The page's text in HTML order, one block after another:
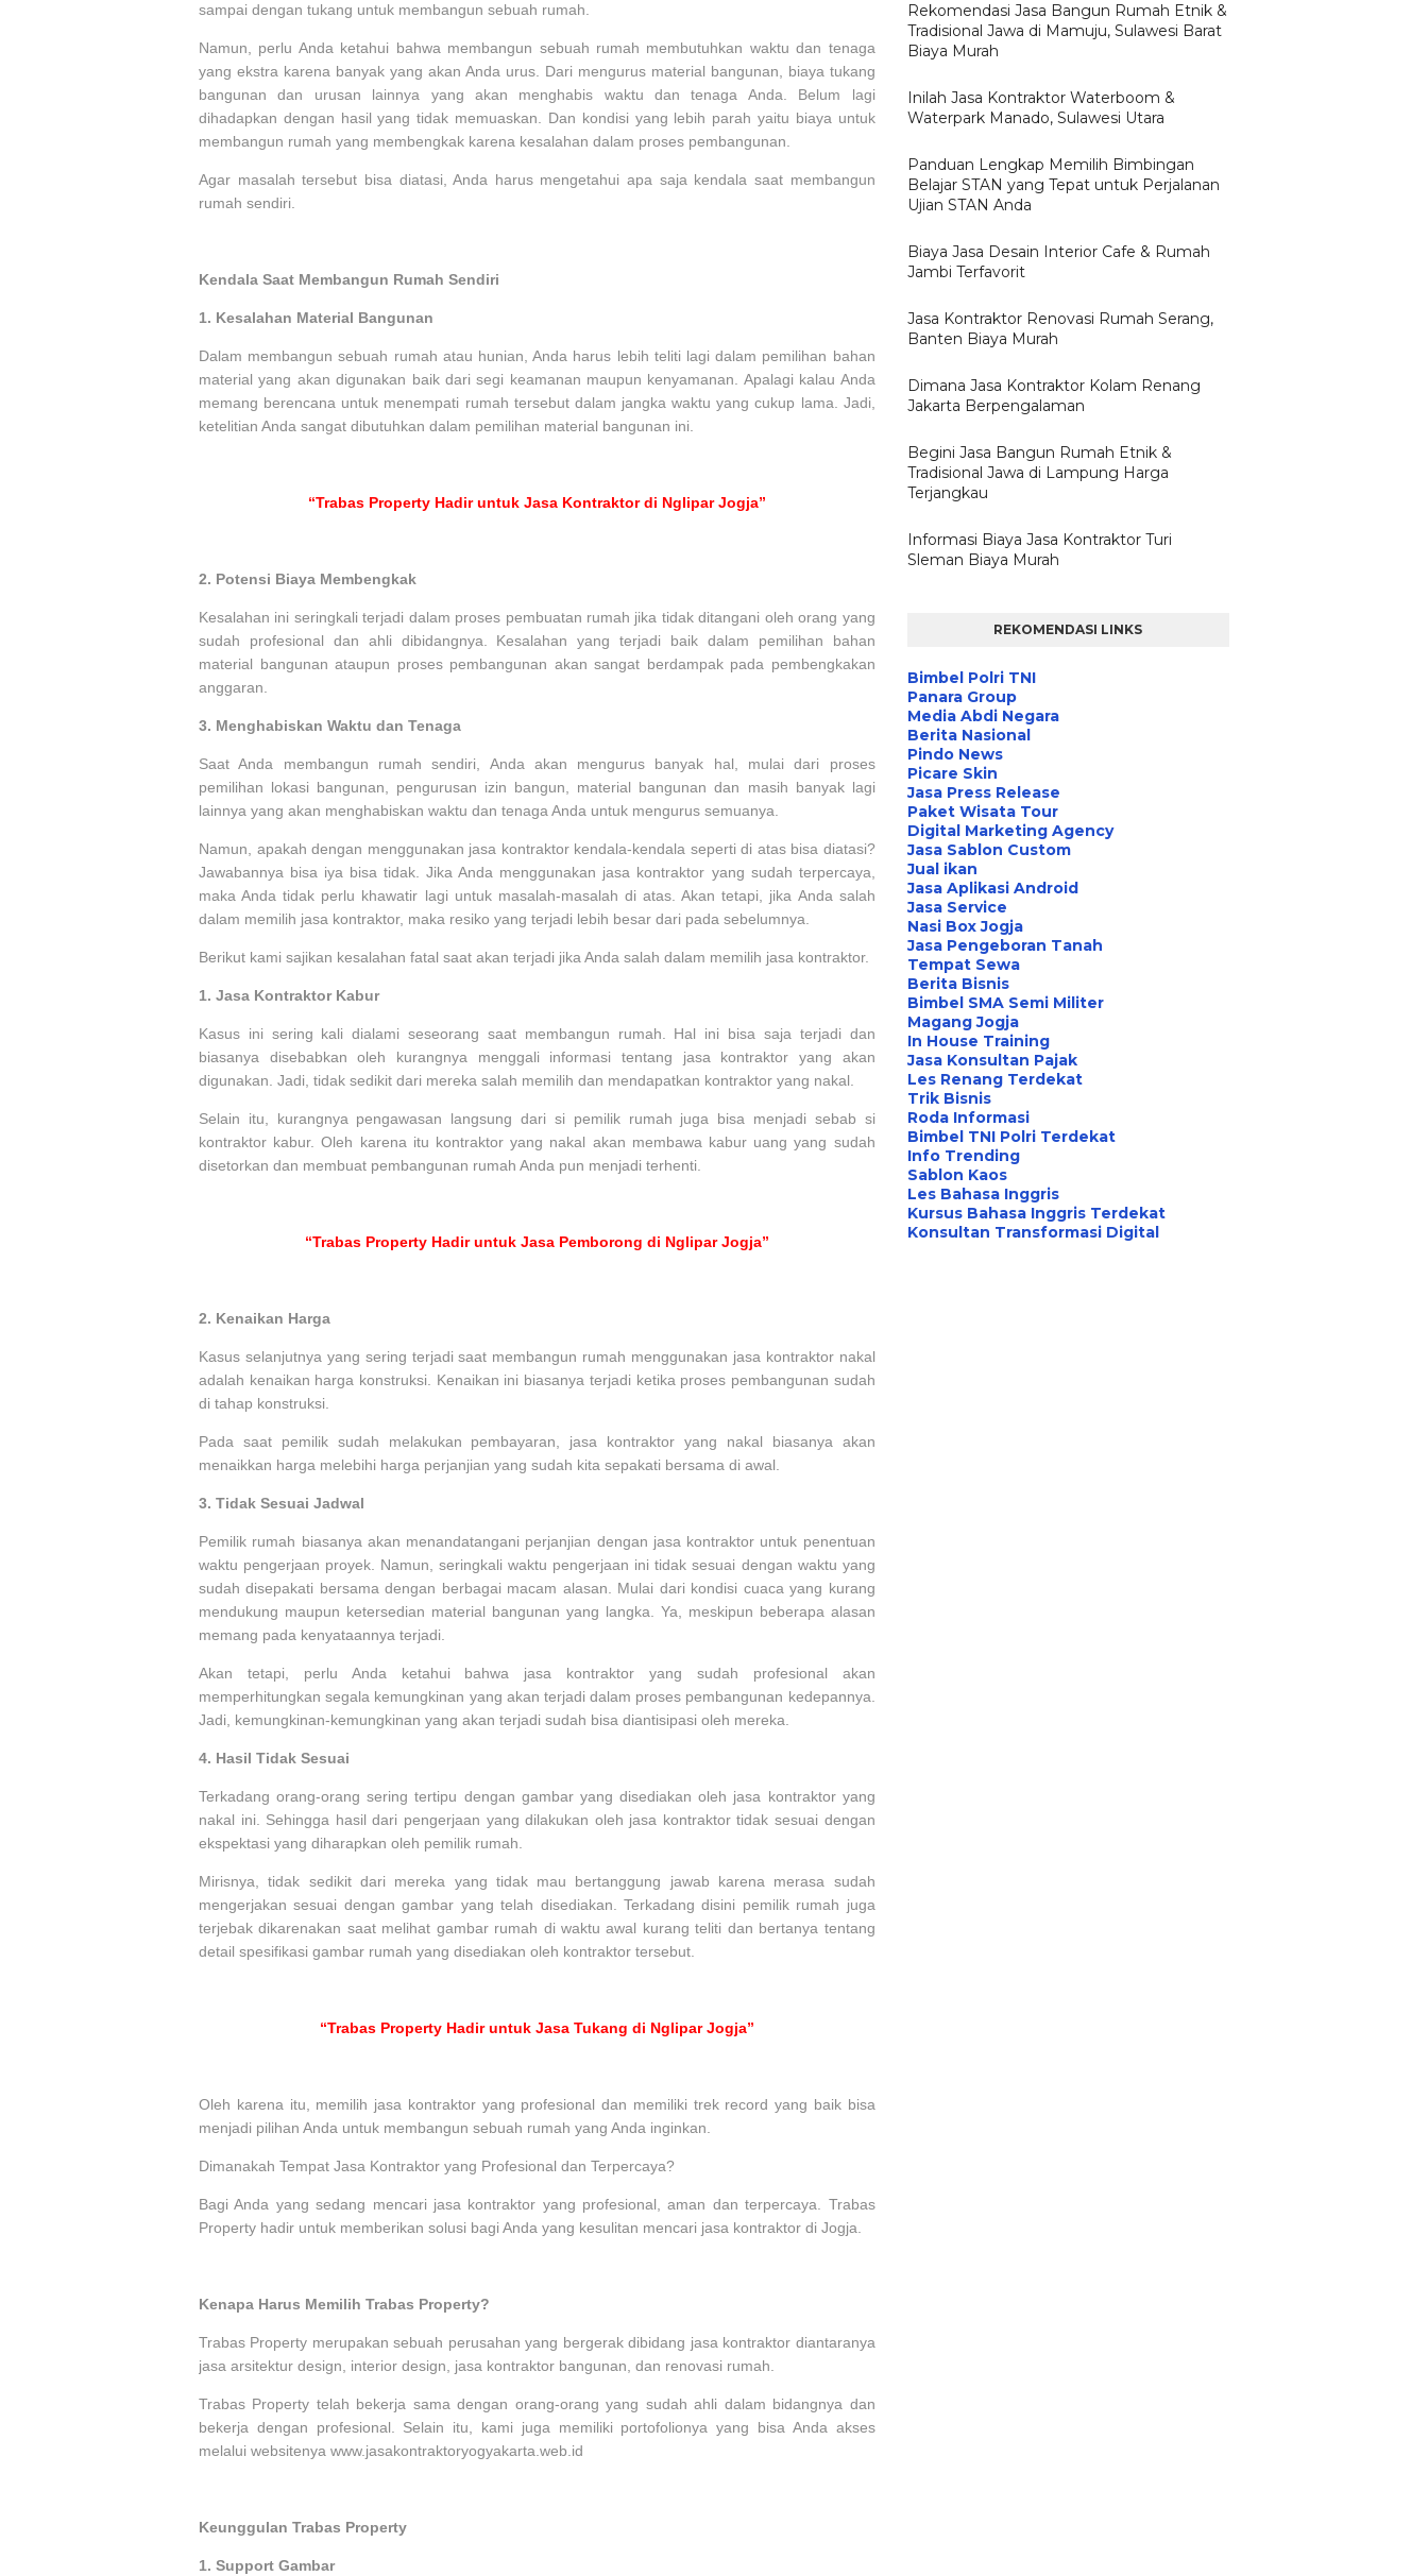
sampai dengan tukang untuk membangun sebuah rumah.
Namun, perlu Anda ketahui bahwa membangun sebuah rumah membutuhkan waktu dan tenaga
yang ekstra karena banyak yang akan Anda urus. Dari mengurus material bangunan, biaya tukang
bangunan dan urusan lainnya yang akan menghabis waktu dan tenaga Anda. Belum lagi
dihadapkan dengan hasil yang tidak memuaskan. Dan kondisi yang lebih parah yaitu biaya untuk
membangun rumah yang membengkak karena kesalahan dalam proses pembangunan.
Agar masalah tersebut bisa diatasi, Anda harus mengetahui apa saja kendala saat membangun
rumah sendiri.
Kendala Saat Membangun Rumah Sendiri
1. Kesalahan Material Bangunan
Dalam membangun sebuah rumah atau hunian, Anda harus lebih teliti lagi dalam pemilihan bahan
material yang akan digunakan baik dari segi keamanan maupun kenyamanan. Apalagi kalau Anda
memang berencana untuk menempati rumah tersebut dalam jangka waktu yang cukup lama. Jadi,
ketelitian Anda sangat dibutuhkan dalam pemilihan material bangunan ini.
“Trabas Property Hadir untuk Jasa Kontraktor di Nglipar Jogja”
2. Potensi Biaya Membengkak
Kesalahan ini seringkali terjadi dalam proses pembuatan rumah jika tidak ditangani oleh orang yang
sudah profesional dan ahli dibidangnya. Kesalahan yang terjadi baik dalam pemilihan bahan
material bangunan ataupun proses pembangunan akan sangat berdampak pada pembengkakan
anggaran.
3. Menghabiskan Waktu dan Tenaga
Saat Anda membangun rumah sendiri, Anda akan mengurus banyak hal, mulai dari proses
pemilihan lokasi bangunan, pengurusan izin bangun, material bangunan dan masih banyak lagi
lainnya yang akan menghabiskan waktu dan tenaga Anda untuk mengurus semuanya.
Namun, apakah dengan menggunakan jasa kontraktor kendala-kendala seperti di atas bisa diatasi?
Jawabannya bisa iya bisa tidak. Jika Anda menggunakan jasa kontraktor yang sudah terpercaya,
maka Anda tidak perlu khawatir lagi untuk masalah-masalah di atas. Akan tetapi, jika Anda salah
dalam memilih jasa kontraktor, maka resiko yang terjadi lebih besar dari pada sebelumnya.
Berikut kami sajikan kesalahan fatal saat akan terjadi jika Anda salah dalam memilih jasa kontraktor.
1. Jasa Kontraktor Kabur
Kasus ini sering kali dialami seseorang saat membangun rumah. Hal ini bisa saja terjadi dan
biasanya disebabkan oleh kurangnya menggali informasi tentang jasa kontraktor yang akan
digunakan. Jadi, tidak sedikit dari mereka salah memilih dan mendapatkan kontraktor yang nakal.
Selain itu, kurangnya pengawasan langsung dari si pemilik rumah juga bisa menjadi sebab si
kontraktor kabur. Oleh karena itu kontraktor yang nakal akan membawa kabur uang yang sudah
disetorkan dan membuat pembangunan rumah Anda pun menjadi terhenti.
“Trabas Property Hadir untuk Jasa Pemborong di Nglipar Jogja”
2. Kenaikan Harga
Kasus selanjutnya yang sering terjadi saat membangun rumah menggunakan jasa kontraktor nakal
adalah kenaikan harga konstruksi. Kenaikan ini biasanya terjadi ketika proses pembangunan sudah
di tahap konstruksi.
Pada saat pemilik sudah melakukan pembayaran, jasa kontraktor yang nakal biasanya akan
menaikkan harga melebihi harga perjanjian yang sudah kita sepakati bersama di awal.
3. Tidak Sesuai Jadwal
Pemilik rumah biasanya akan menandatangani perjanjian dengan jasa kontraktor untuk penentuan
waktu pengerjaan proyek. Namun, seringkali waktu pengerjaan ini tidak sesuai dengan waktu yang
sudah disepakati bersama dengan berbagai macam alasan. Mulai dari kondisi cuaca yang kurang
mendukung maupun ketersedian material bangunan yang langka. Ya, meskipun beberapa alasan
memang pada kenyataannya terjadi.
Akan tetapi, perlu Anda ketahui bahwa jasa kontraktor yang sudah profesional akan
memperhitungkan segala kemungkinan yang akan terjadi dalam proses pembangunan kedepannya.
Jadi, kemungkinan-kemungkinan yang akan terjadi sudah bisa diantisipasi oleh mereka.
4. Hasil Tidak Sesuai
Terkadang orang-orang sering tertipu dengan gambar yang disediakan oleh jasa kontraktor yang
nakal ini. Sehingga hasil dari pengerjaan yang dilakukan oleh jasa kontraktor tidak sesuai dengan
ekspektasi yang diharapkan oleh pemilik rumah.
Mirisnya, tidak sedikit dari mereka yang tidak mau bertanggung jawab karena merasa sudah
mengerjakan sesuai dengan gambar yang telah disediakan. Terkadang disini pemilik rumah juga
terjebak dikarenakan saat melihat gambar rumah di waktu awal kurang teliti dan bertanya tentang
detail spesifikasi gambar rumah yang disediakan oleh kontraktor tersebut.
“Trabas Property Hadir untuk Jasa Tukang di Nglipar Jogja”
Oleh karena itu, memilih jasa kontraktor yang profesional dan memiliki trek record yang baik bisa
menjadi pilihan Anda untuk membangun sebuah rumah yang Anda inginkan.
Dimanakah Tempat Jasa Kontraktor yang Profesional dan Terpercaya?
Bagi Anda yang sedang mencari jasa kontraktor yang profesional, aman dan terpercaya. Trabas
Property hadir untuk memberikan solusi bagi Anda yang kesulitan mencari jasa kontraktor di Jogja.
Kenapa Harus Memilih Trabas Property?
Trabas Property merupakan sebuah perusahan yang bergerak dibidang jasa kontraktor diantaranya
jasa arsitektur design, interior design, jasa kontraktor bangunan, dan renovasi rumah.
Trabas Property telah bekerja sama dengan orang-orang yang sudah ahli dalam bidangnya dan
bekerja dengan profesional. Selain itu, kami juga memiliki portofolionya yang bisa Anda akses
melalui websitenya www.jasakontraktoryogyakarta.web.id
Keunggulan Trabas Property
1. Support Gambar
Rekomendasi Jasa Bangun Rumah Etnik &
Tradisional Jawa di Mamuju, Sulawesi Barat
Biaya Murah
Inilah Jasa Kontraktor Waterboom &
Waterpark Manado, Sulawesi Utara
Panduan Lengkap Memilih Bimbingan
Belajar STAN yang Tepat untuk Perjalanan
Ujian STAN Anda
Biaya Jasa Desain Interior Cafe & Rumah
Jambi Terfavorit
Jasa Kontraktor Renovasi Rumah Serang,
Banten Biaya Murah
Dimana Jasa Kontraktor Kolam Renang
Jakarta Berpengalaman
Begini Jasa Bangun Rumah Etnik &
Tradisional Jawa di Lampung Harga
Terjangkau
Informasi Biaya Jasa Kontraktor Turi
Sleman Biaya Murah
REKOMENDASI LINKS
Bimbel Polri TNI
Panara Group
Media Abdi Negara
Berita Nasional
Pindo News
Picare Skin
Jasa Press Release
Paket Wisata Tour
Digital Marketing Agency
Jasa Sablon Custom
Jual ikan
Jasa Aplikasi Android
Jasa Service
Nasi Box Jogja
Jasa Pengeboran Tanah
Tempat Sewa
Berita Bisnis
Bimbel SMA Semi Militer
Magang Jogja
In House Training
Jasa Konsultan Pajak
Les Renang Terdekat
Trik Bisnis
Roda Informasi
Bimbel TNI Polri Terdekat
Info Trending
Sablon Kaos
Les Bahasa Inggris
Kursus Bahasa Inggris Terdekat
Konsultan Transformasi Digital